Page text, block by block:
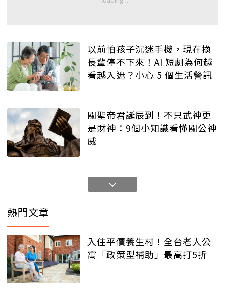
以前怕孩子沉迷手機，現在換
長輩停不下來！AI 短劇為何越
看越入迷？小心 5 個生活警訊
關聖帝君誕辰到！不只武神更
是財神：9個小知識看懂關公神
威
熱門文章
入住平價養生村！全台老人公
寓「政策型補助」最高打5折